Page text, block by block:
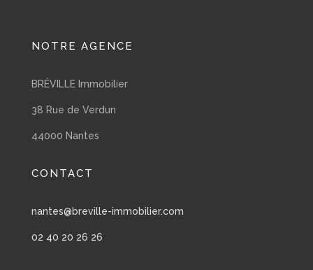
NOTRE AGENCE
BRÉVILLE Immobilier
38 Rue de Verdun
44000 Nantes
CONTACT
nantes@breville-immobilier.com
02 40 20 26 26